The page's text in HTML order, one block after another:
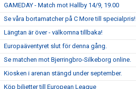
GAMEDAY - Match mot Hallby 14/9, 19.00
Se våra bortamatcher på C More till specialpris!
Längtan är över - välkomna tillbaka!
Europaäventyret slut för denna gång.
Se matchen mot Bjerringbro-Silkeborg online.
Kiosken i arenan stängd under september.
Köp biljetter till European League